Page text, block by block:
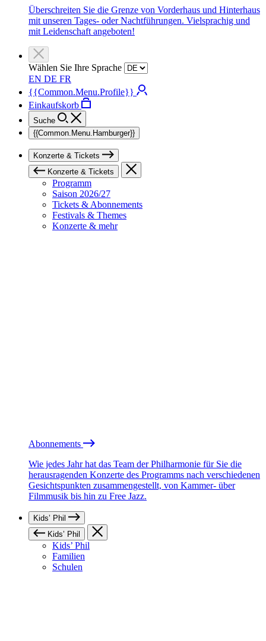
Überschreiten Sie die Grenze von Vorderhaus und Hinterhaus
mit unseren Tages- oder Nachtführungen. Vielsprachig und
mit Leidenschaft angeboten!
Wählen Sie Ihre Sprache
EN DE FR
{{Common.Menu.Profile}}
Einkaufskorb
Suche
{{Common.Menu.Hamburger}}
Konzerte & Tickets
Konzerte & Tickets
Programm
Saison 2026/27
Tickets & Abonnements
Festivals & Themes
Konzerte & mehr
Abonnements
Wie jedes Jahr hat das Team der Philharmonie für Sie die
herausragenden Konzerte des Programms nach verschiedenen
Gesichtspunkten zusammengestellt, von Kammer- über
Filmmusik bis hin zu Free Jazz.
Kids’ Phil
Kids’ Phil
Kids’ Phil
Familien
Schulen